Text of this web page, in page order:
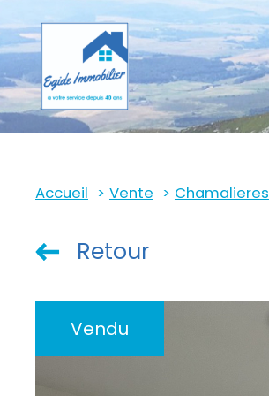
Accueil Vente Chamalieres
Retour
Vendu